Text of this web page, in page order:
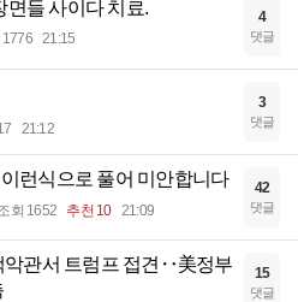
면들 사이다 치료.
1776 21:15
4
댓글
21:12
3
댓글
런식으로 풀어 미안합니다
회 1652 추천 10 21:09
42
댓글
악관서 트럼프 접견‥美정부
15
댓글